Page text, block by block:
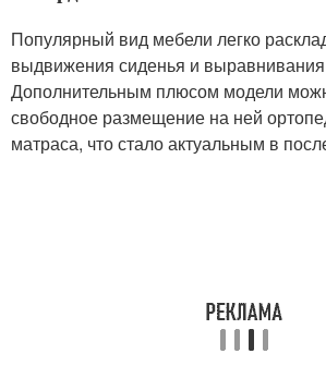
Популярный вид мебели легко
выдвижения сиденья и выравнивания
Дополнительным плюсом модели
свободное размещение на ней
матраса, что стало актуальным в